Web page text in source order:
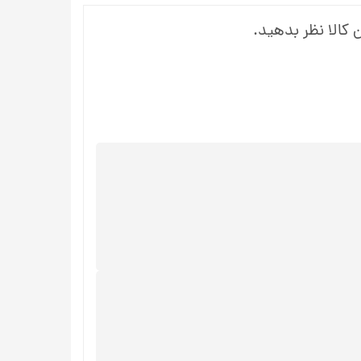
کالا نظر بدهید.